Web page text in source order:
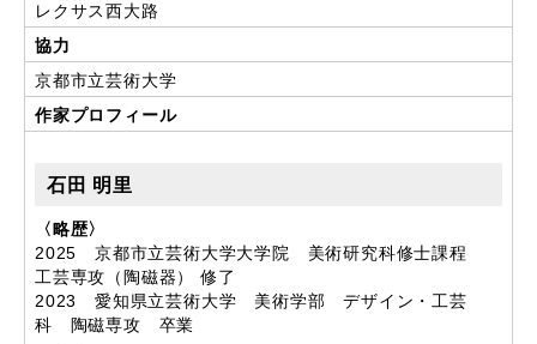
レクサス西大路
協力
京都市立芸術大学
作家プロフィール
石田 明里
〈略歴〉
2025 京都市立芸術大学大学院 美術研究科修士課程
工芸専攻（陶磁器） 修了
2023 愛知県立芸術大学 美術学部 デザイン・工芸
科 陶磁専攻 卒業